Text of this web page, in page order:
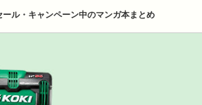
ル・キャンペーン中のマンガ本まとめ